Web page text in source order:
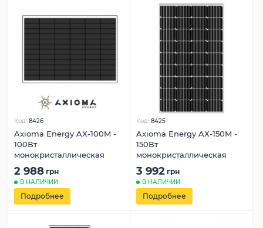
Код: 8426
Axioma Energy AX-100M -
100Вт
монокристаллическая
2 988 грн
В НАЛИЧИИ
Подробнее
Код: 8425
Axioma Energy AX-150M -
150Вт
монокристаллическая
3 992 грн
В НАЛИЧИИ
Подробнее